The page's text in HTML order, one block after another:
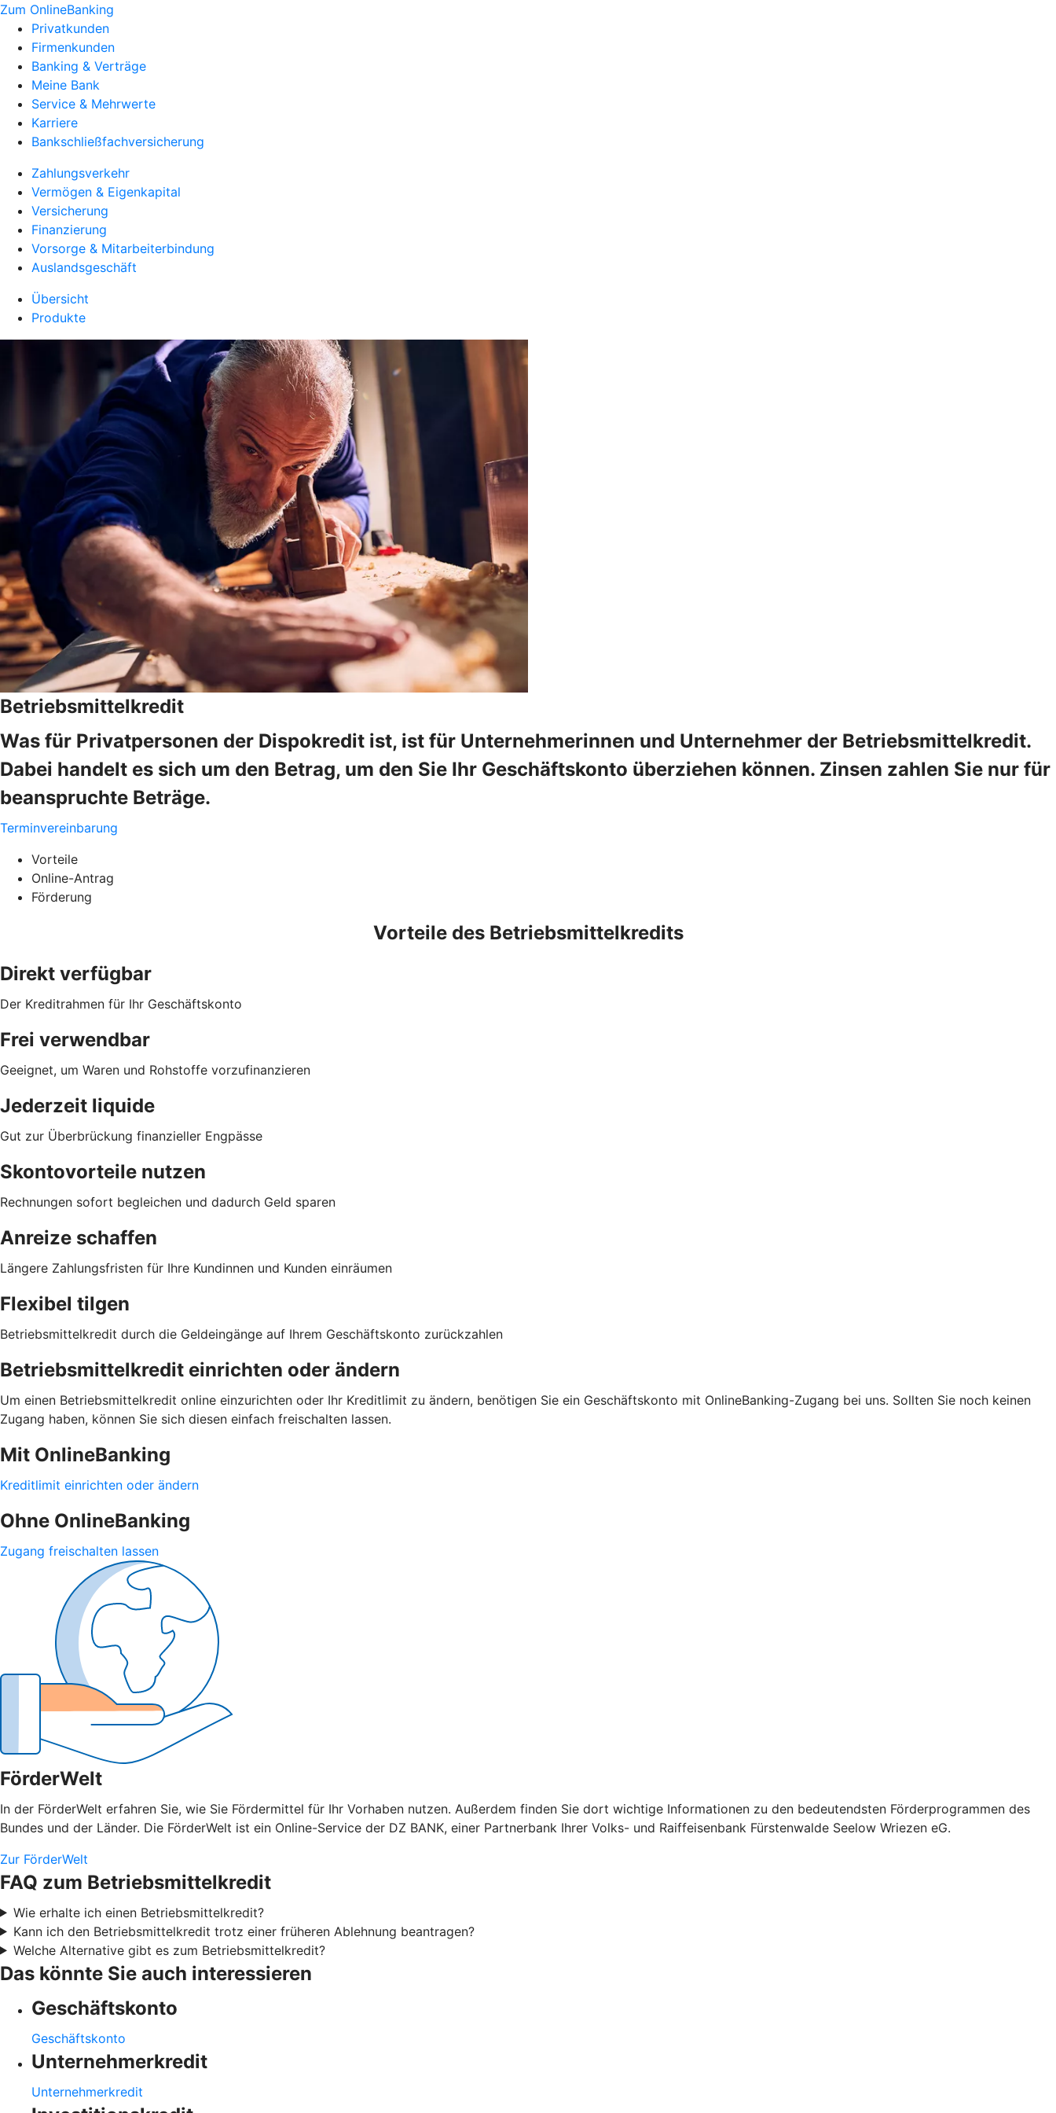
Zum OnlineBanking
Privatkunden
Firmenkunden
Banking & Verträge
Meine Bank
Service & Mehrwerte
Karriere
Bankschließfachversicherung
Zahlungsverkehr
Vermögen & Eigenkapital
Versicherung
Finanzierung
Vorsorge & Mitarbeiterbindung
Auslandsgeschäft
Übersicht
Produkte
Betriebsmittelkredit
Was für Privatpersonen der Dispokredit ist, ist für Unternehmerinnen und Unternehmer der Betriebsmittelkredit.
Dabei handelt es sich um den Betrag, um den Sie Ihr Geschäftskonto überziehen können. Zinsen zahlen Sie nur für
beanspruchte Beträge.
Terminvereinbarung
Vorteile
Online-Antrag
Förderung
Vorteile des Betriebsmittelkredits
Direkt verfügbar
Der Kreditrahmen für Ihr Geschäftskonto
Frei verwendbar
Geeignet, um Waren und Rohstoffe vorzufinanzieren
Jederzeit liquide
Gut zur Überbrückung finanzieller Engpässe
Skontovorteile nutzen
Rechnungen sofort begleichen und dadurch Geld sparen
Anreize schaffen
Längere Zahlungsfristen für Ihre Kundinnen und Kunden einräumen
Flexibel tilgen
Betriebsmittelkredit durch die Geldeingänge auf Ihrem Geschäftskonto zurückzahlen
Betriebsmittelkredit einrichten oder ändern
Um einen Betriebsmittelkredit online einzurichten oder Ihr Kreditlimit zu ändern, benötigen Sie ein Geschäftskonto mit OnlineBanking-Zugang bei uns. Sollten Sie noch keinen
Zugang haben, können Sie sich diesen einfach freischalten lassen.
Mit OnlineBanking
Kreditlimit einrichten oder ändern
Ohne OnlineBanking
Zugang freischalten lassen
FörderWelt
In der FörderWelt erfahren Sie, wie Sie Fördermittel für Ihr Vorhaben nutzen. Außerdem finden Sie dort wichtige Informationen zu den bedeutendsten Förderprogrammen des
Bundes und der Länder. Die FörderWelt ist ein Online-Service der DZ BANK, einer Partnerbank Ihrer Volks- und Raiffeisenbank Fürstenwalde Seelow Wriezen eG.
Zur FörderWelt
FAQ zum Betriebsmittelkredit
Wie erhalte ich einen Betriebsmittelkredit?
Kann ich den Betriebsmittelkredit trotz einer früheren Ablehnung beantragen?
Welche Alternative gibt es zum Betriebsmittelkredit?
Das könnte Sie auch interessieren
Geschäftskonto
Geschäftskonto
Unternehmerkredit
Unternehmerkredit